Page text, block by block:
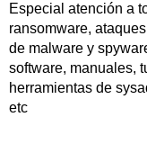
Especial atención a
ransomware,
de malware y
software, manuales,
herramientas de
etc